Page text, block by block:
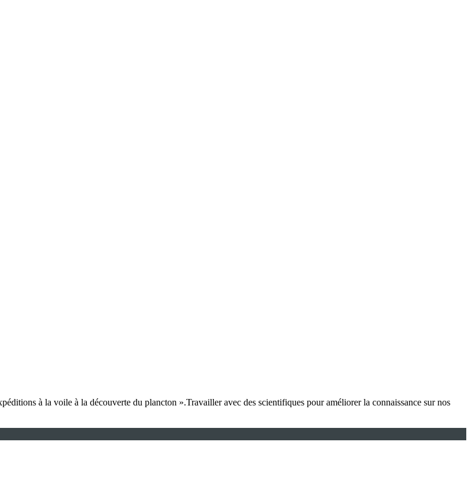
à la voile à la découverte du plancton ».Travailler avec des scientifiques pour améliorer la connaissance sur nos